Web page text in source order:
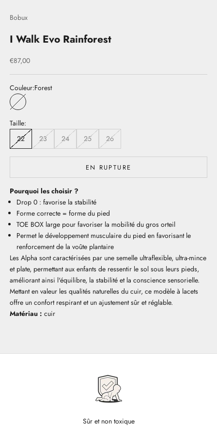
Bobux
I Walk Evo Rainforest
Prix de vente
€87,00
Couleur:Forest
Forest
Taille:
22
23 24 25 26
EN RUPTURE
Pourquoi les choisir ?
Drop 0 : favorise la stabilité
Forme correcte = forme du pied
TOE BOX large pour favoriser la mobilité du gros orteil
Permet le développement musculaire du pied en favorisant le
renforcement de la voûte plantaire
Les Alpha sont caractérisées par une semelle ultraflexible, ultra-mince
et plate, permettant aux enfants de ressentir le sol sous leurs pieds,
améliorant ainsi l'équilibre, la stabilité et la conscience sensorielle.
Mettant en valeur les qualités naturelles du cuir, ce modèle à lacets
offre un confort respirant et un ajustement sûr et réglable.
Matériau : cuir
Sûr et non toxique